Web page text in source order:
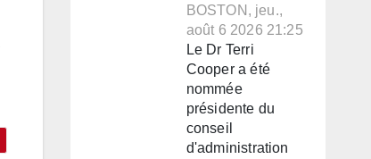
BOSTON, jeu.,
août 6 2026 21:25
Le Dr Terri
Cooper a été
nommée
présidente du
conseil
d'administration